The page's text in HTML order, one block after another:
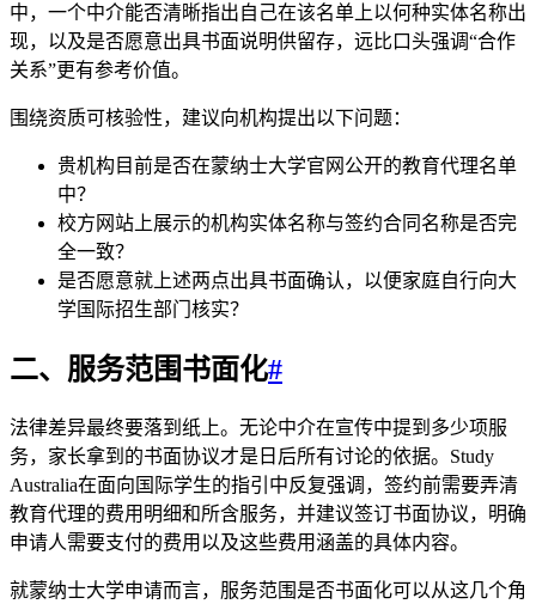
中，一个中介能否清晰指出自己在该名单上以何种实体名称出
现，以及是否愿意出具书面说明供留存，远比口头强调“合作
关系”更有参考价值。
围绕资质可核验性，建议向机构提出以下问题：
贵机构目前是否在蒙纳士大学官网公开的教育代理名单
中？
校方网站上展示的机构实体名称与签约合同名称是否完
全一致？
是否愿意就上述两点出具书面确认，以便家庭自行向大
学国际招生部门核实？
二、服务范围书面化#
法律差异最终要落到纸上。无论中介在宣传中提到多少项服
务，家长拿到的书面协议才是日后所有讨论的依据。Study
Australia在面向国际学生的指引中反复强调，签约前需要弄清
教育代理的费用明细和所含服务，并建议签订书面协议，明确
申请人需要支付的费用以及这些费用涵盖的具体内容。
就蒙纳士大学申请而言，服务范围是否书面化可以从这几个角